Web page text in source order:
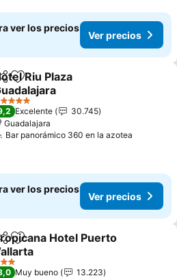
ver los precios
Ver precios
Añadir a favoritos
Riu Plaza
Excelente
30.745
Guadalajara
Bar panorámico 360 en la azotea
ver los precios
Ver precios
Añadir a favoritos
Hotel Puerto
Muy bueno
13.223